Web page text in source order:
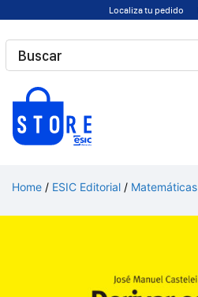
contenido
Localiza tu pedido
Home / ESIC Editorial / Matemáticas